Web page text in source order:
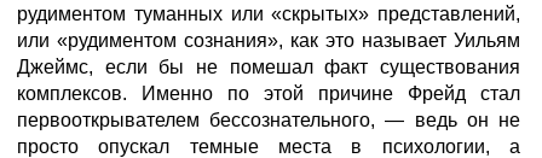
рудиментом туманных или «скрытых» представлений,
или «рудиментом сознания», как это называет Уильям
Джеймс, если бы не помешал факт существования
комплексов. Именно по этой причине Фрейд стал
первооткрывателем бессознательного, — ведь он не
просто опускал темные места в психологии, а